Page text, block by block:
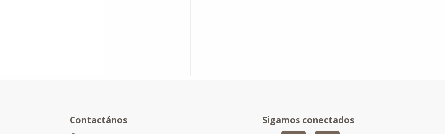
Contactános Sigamos conectados